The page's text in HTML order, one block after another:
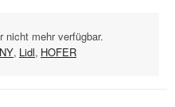
nicht mehr verfügbar.
, Lidl, HOFER